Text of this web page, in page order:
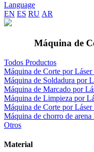
Language
EN ES RU AR
Máquina de
Todos Productos
Máquina de Corte por Láser
Máquina de Soldadura por
Máquina de Marcado por
Máquina de Limpieza por
Máquina de Corte por Láser
Máquina de chorro de
Otros
Material